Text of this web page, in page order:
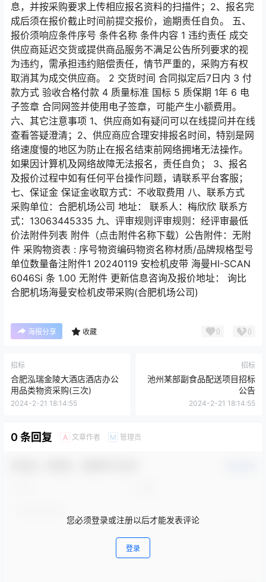
息，并按采购要求上传相应报名资料的扫描件；2、报名完
成后须在报价截止时间前提交报价，逾期责任自负。 五、
报价须响应条件序号 条件名称 条件内容 1 违约责任 成交
供应商延迟交货或提供商品服务不满足公告所列要求的视
为违约，需承担违约赔偿责任，情节严重的，采购方有权
取消其为成交供应商。 2 交货时间 合同拟定后7日内 3 付
款方式 验收合格付款 4 质量标准 国标 5 质保期 1年 6 电
子签章 合同网签并使用电子签章，可能产生小额费用。
六、其它注意事项 1、供应商如有疑问可以在线提问并在线
查看答疑澄清；2、供应商应合理安排报名时间，特别是网
络速度慢的地区为防止在报名结束前网络拥堵无法操作。
如果因计算机及网络故障无法报名，责任自负； 3、报名
及报价过程中如有任何平台操作问题，请联系平台客服；
七、保证金 保证金收取方式：不收取费用 八、联系方式
采购单位：合肥机场公司 地址： 联系人：梅欣欣 联系方
式：13063445335 九、评审规则评审规则：经评审最低
价法附件列表 附件（点击附件名称下载）公告附件：无附
件 采购物资表 : 序号物资编码物资名称材质/品牌规格型号
单位数量备注附件1 20240119 安检机皮带 海曼HI-SCAN
6046Si 条 1.00 无附件 更新信息咨询及报价地址： 询比
合肥机场海曼安检机皮带采购(合肥机场公司)
海报分享 收藏 0 0
招标
合肥泓瑞金陵大酒店酒店办公
用品类物资采购(三次)
2024-2-21 18:14:55
招标
池州某部副食品配送项目招标
公告
2024-2-21 18:14:55
0 条回复 A 文章作者 M 管理员
您必须登录或注册以后才能发表评论
登录